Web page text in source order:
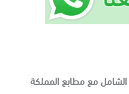
مع مطابع المملكة